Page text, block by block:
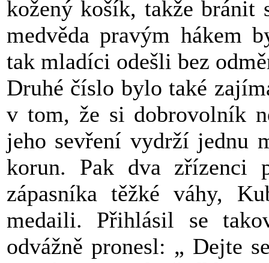
kožený košík, takže bránit
medvěda pravým hákem
tak mladíci odešli bez
Druhé číslo bylo také
v tom, že si dobrovolník
jeho sevření vydrží jednu
korun. Pak dva zřízenci
zápasníka těžké váhy,
medaili. Přihlásil se
odvážně pronesl: „ Dejte